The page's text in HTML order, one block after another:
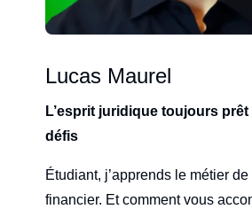
Lucas Maurel
L’esprit juridique toujours prêt
défis
Étudiant, j’apprends le métier
financier. Et comment vous